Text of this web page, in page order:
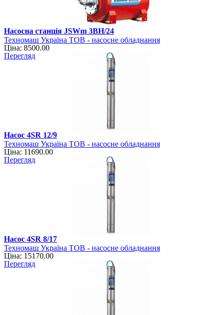
Насосна станція JSWm 3ВН/24
Техномаш Україна ТОВ - насосне обладнання
Ціна: 8500.00
Перегляд
Насос 4SR 12/9
Техномаш Україна ТОВ - насосне обладнання
Ціна: 11690.00
Перегляд
Насос 4SR 8/17
Техномаш Україна ТОВ - насосне обладнання
Ціна: 15170.00
Перегляд